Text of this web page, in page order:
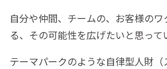
自分や仲間、チームの、お客様の
る、その可能性を広げたいと思って
テーマパークのような自律型人財